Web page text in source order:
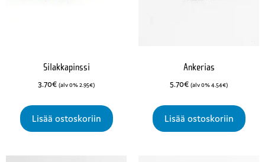
Silakkapinssi
3.70€ (alv 0%2.95€)
Lisää ostoskoriin
Ankerias
5.70€ (alv 0%4.54€)
Lisää ostoskoriin